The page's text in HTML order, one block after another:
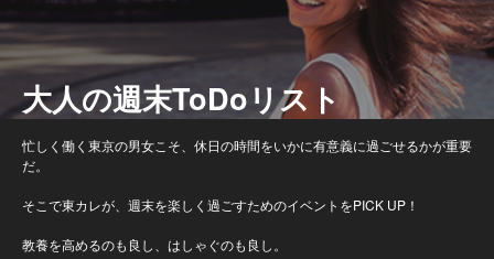
大人の週末ToDoリスト
忙しく働く東京の男女こそ、休日の時間をいかに有意義に過ごせるかが重要
だ。
そこで東カレが、週末を楽しく過ごすためのイベントをPICK UP！
教養を高めるのも良し、はしゃぐのも良し。